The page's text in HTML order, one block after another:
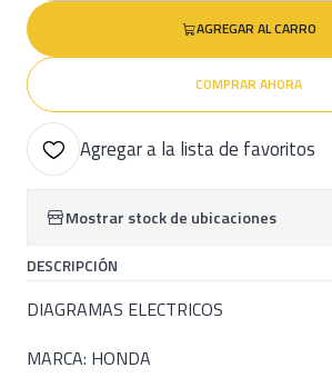
AGREGAR AL CARRO
COMPRAR AHORA
Agregar a la lista de favoritos
Mostrar stock de ubicaciones
DESCRIPCIÓN
DIAGRAMAS ELECTRICOS
MARCA: HONDA